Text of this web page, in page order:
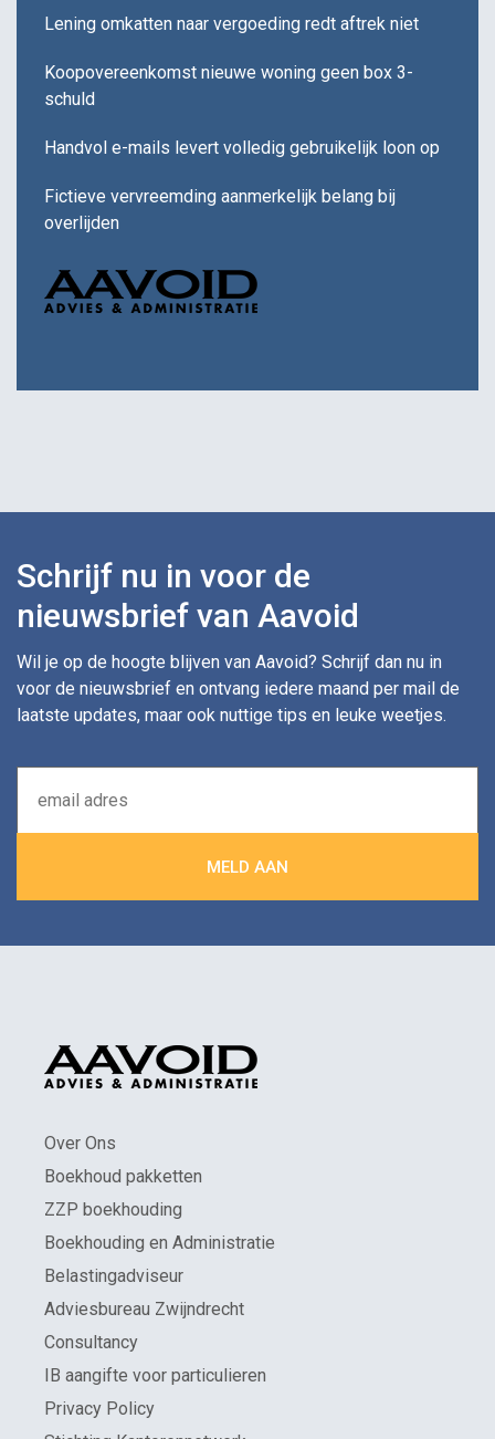
Lening omkatten naar vergoeding redt aftrek niet
Koopovereenkomst nieuwe woning geen box 3-
schuld
Handvol e-mails levert volledig gebruikelijk loon op
Fictieve vervreemding aanmerkelijk belang bij
overlijden
Schrijf nu in voor de
nieuwsbrief van Aavoid
Wil je op de hoogte blijven van Aavoid? Schrijf dan nu in
voor de nieuwsbrief en ontvang iedere maand per mail de
laatste updates, maar ook nuttige tips en leuke weetjes.
Over Ons
Boekhoud pakketten
ZZP boekhouding
Boekhouding en Administratie
Belastingadviseur
Adviesbureau Zwijndrecht
Consultancy
IB aangifte voor particulieren
Privacy Policy